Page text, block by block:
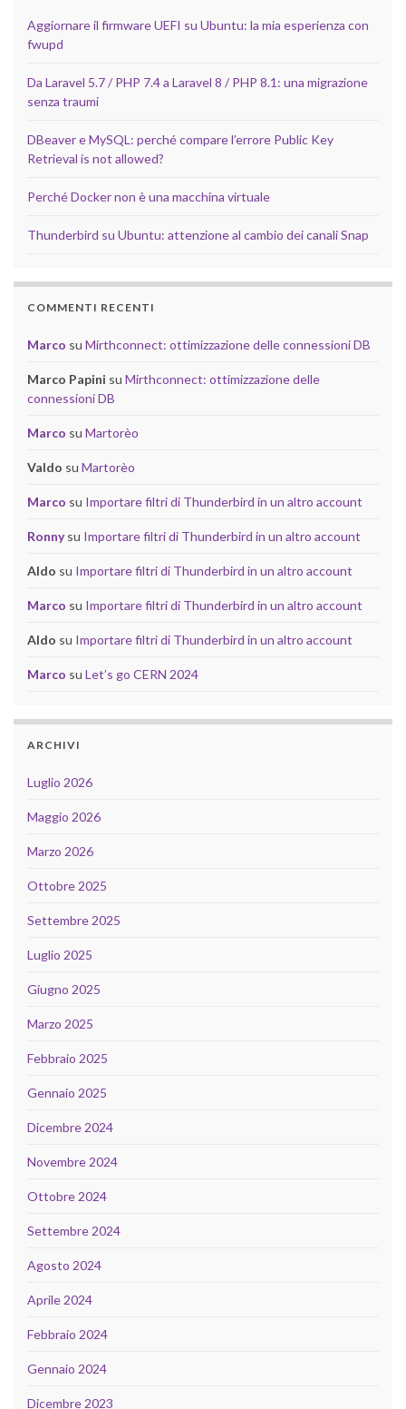
Aggiornare il firmware UEFI su Ubuntu: la mia esperienza con
fwupd
Da Laravel 5.7 / PHP 7.4 a Laravel 8 / PHP 8.1: una migrazione
senza traumi
DBeaver e MySQL: perché compare l’errore Public Key
Retrieval is not allowed?
Perché Docker non è una macchina virtuale
Thunderbird su Ubuntu: attenzione al cambio dei canali Snap
COMMENTI RECENTI
Marco su Mirthconnect: ottimizzazione delle connessioni DB
Marco Papini su Mirthconnect: ottimizzazione delle
connessioni DB
Marco su Martorèo
Valdo su Martorèo
Marco su Importare filtri di Thunderbird in un altro account
Ronnysu Importare filtri di Thunderbird in un altro account
Aldo su Importare filtri di Thunderbird in un altro account
Marco su Importare filtri di Thunderbird in un altro account
Aldo su Importare filtri di Thunderbird in un altro account
Marco su Let’s go CERN 2024
ARCHIVI
Luglio 2026
Maggio 2026
Marzo 2026
Ottobre 2025
Settembre 2025
Luglio 2025
Giugno 2025
Marzo 2025
Febbraio 2025
Gennaio 2025
Dicembre 2024
Novembre 2024
Ottobre 2024
Settembre 2024
Agosto 2024
Aprile 2024
Febbraio 2024
Gennaio 2024
Dicembre 2023